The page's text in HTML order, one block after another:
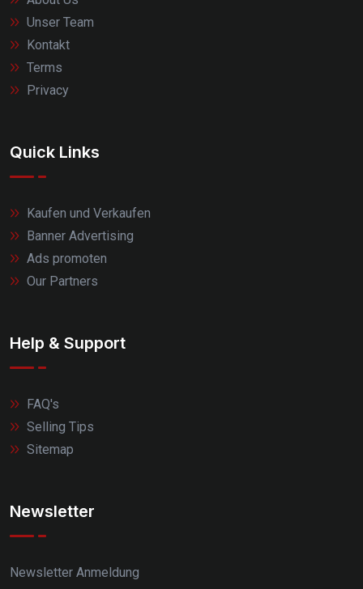
Unser Team
Kontakt
Terms
Privacy
Quick Links
Kaufen und Verkaufen
Banner Advertising
Ads promoten
Our Partners
Help & Support
FAQ's
Selling Tips
Sitemap
Newsletter
Newsletter Anmeldung